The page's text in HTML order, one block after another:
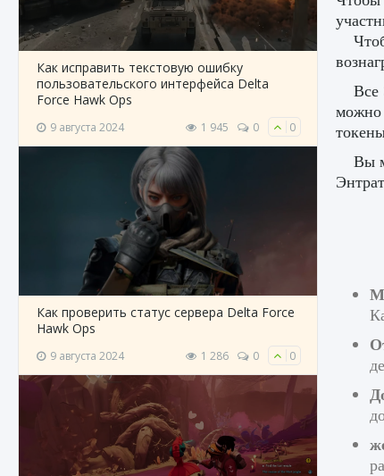
Как исправить текстовую ошибку
пользовательского интерфейса Delta
Force Hawk Ops
9 августа 2024 1 945 0 0
Как проверить статус сервера Delta Force
Hawk Ops
9 августа 2024 1 286 0 0
Все
можно
Вы